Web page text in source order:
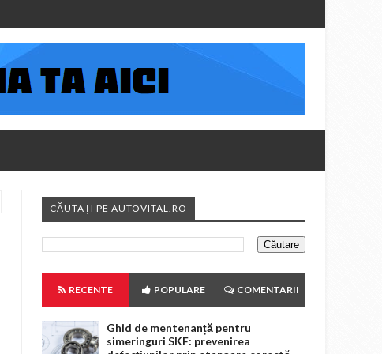
CĂUTAȚI PE AUTOVITAL.RO
RECENTE POPULARE COMENTARII
Ghid de mentenanță pentru
simeringuri SKF: prevenirea